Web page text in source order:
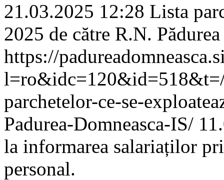
21.03.2025 12:28 Lista
2025 de către R.N.
https://
parchetelor-ce-se-
Padurea-Domneasca-IS/
la informarea salariaților
personal.